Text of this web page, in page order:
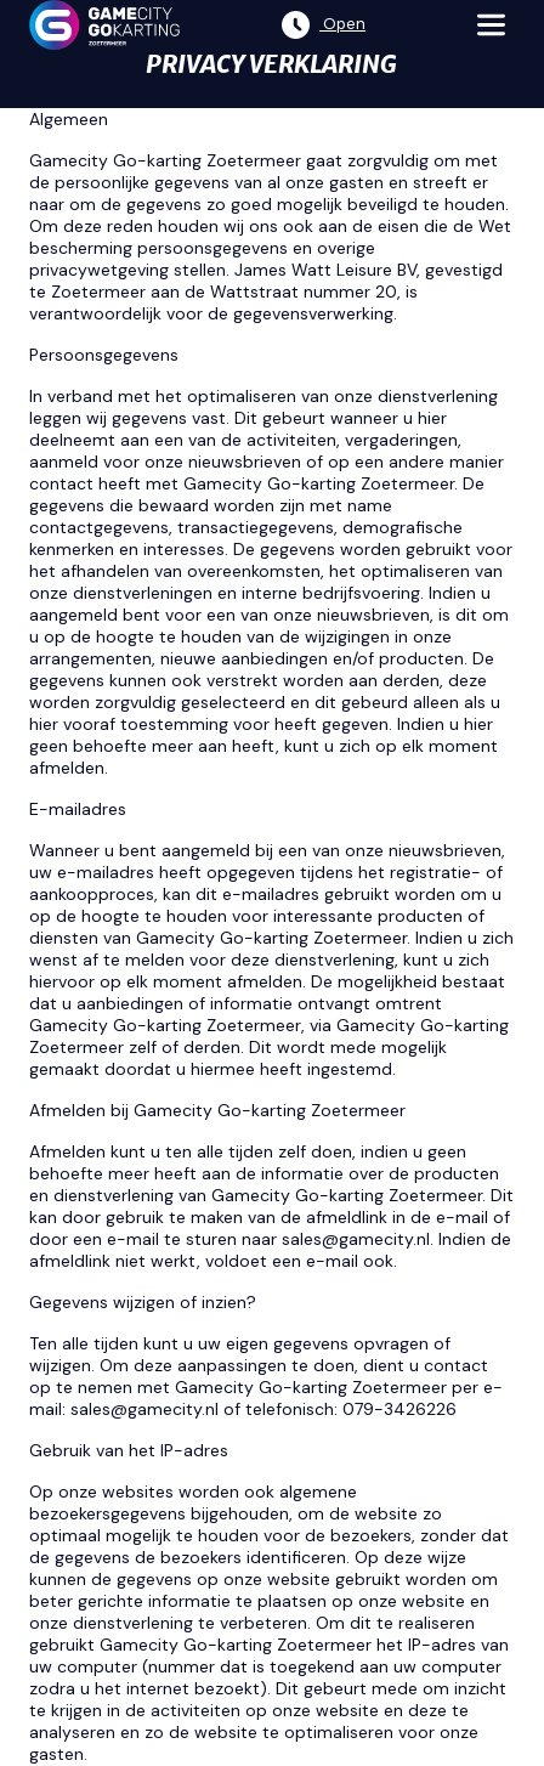
Open
PRIVACY VERKLARING
PRIVACY VERKLARING
Algemeen
Gamecity Go-karting Zoetermeer gaat zorgvuldig om met
de persoonlijke gegevens van al onze gasten en streeft er
naar om de gegevens zo goed mogelijk beveiligd te houden.
Om deze reden houden wij ons ook aan de eisen die de Wet
bescherming persoonsgegevens en overige
privacywetgeving stellen. James Watt Leisure BV, gevestigd
te Zoetermeer aan de Wattstraat nummer 20, is
verantwoordelijk voor de gegevensverwerking.
Persoonsgegevens
In verband met het optimaliseren van onze dienstverlening
leggen wij gegevens vast. Dit gebeurt wanneer u hier
deelneemt aan een van de activiteiten, vergaderingen,
aanmeld voor onze nieuwsbrieven of op een andere manier
contact heeft met Gamecity Go-karting Zoetermeer. De
gegevens die bewaard worden zijn met name
contactgegevens, transactiegegevens, demografische
kenmerken en interesses. De gegevens worden gebruikt voor
het afhandelen van overeenkomsten, het optimaliseren van
onze dienstverleningen en interne bedrijfsvoering. Indien u
aangemeld bent voor een van onze nieuwsbrieven, is dit om
u op de hoogte te houden van de wijzigingen in onze
arrangementen, nieuwe aanbiedingen en/of producten. De
gegevens kunnen ook verstrekt worden aan derden, deze
worden zorgvuldig geselecteerd en dit gebeurd alleen als u
hier vooraf toestemming voor heeft gegeven. Indien u hier
geen behoefte meer aan heeft, kunt u zich op elk moment
afmelden.
E-mailadres
Wanneer u bent aangemeld bij een van onze nieuwsbrieven,
uw e-mailadres heeft opgegeven tijdens het registratie- of
aankoopproces, kan dit e-mailadres gebruikt worden om u
op de hoogte te houden voor interessante producten of
diensten van Gamecity Go-karting Zoetermeer. Indien u zich
wenst af te melden voor deze dienstverlening, kunt u zich
hiervoor op elk moment afmelden. De mogelijkheid bestaat
dat u aanbiedingen of informatie ontvangt omtrent
Gamecity Go-karting Zoetermeer, via Gamecity Go-karting
Zoetermeer zelf of derden. Dit wordt mede mogelijk
gemaakt doordat u hiermee heeft ingestemd.
Afmelden bij Gamecity Go-karting Zoetermeer
Afmelden kunt u ten alle tijden zelf doen, indien u geen
behoefte meer heeft aan de informatie over de producten
en dienstverlening van Gamecity Go-karting Zoetermeer. Dit
kan door gebruik te maken van de afmeldlink in de e-mail of
door een e-mail te sturen naar sales@gamecity.nl. Indien de
afmeldlink niet werkt, voldoet een e-mail ook.
Gegevens wijzigen of inzien?
Ten alle tijden kunt u uw eigen gegevens opvragen of
wijzigen. Om deze aanpassingen te doen, dient u contact
op te nemen met Gamecity Go-karting Zoetermeer per e-
mail: sales@gamecity.nl of telefonisch: 079-3426226
Gebruik van het IP-adres
Op onze websites worden ook algemene
bezoekersgegevens bijgehouden, om de website zo
optimaal mogelijk te houden voor de bezoekers, zonder dat
de gegevens de bezoekers identificeren. Op deze wijze
kunnen de gegevens op onze website gebruikt worden om
beter gerichte informatie te plaatsen op onze website en
onze dienstverlening te verbeteren. Om dit te realiseren
gebruikt Gamecity Go-karting Zoetermeer het IP-adres van
uw computer (nummer dat is toegekend aan uw computer
zodra u het internet bezoekt). Dit gebeurt mede om inzicht
te krijgen in de activiteiten op onze website en deze te
analyseren en zo de website te optimaliseren voor onze
gasten.